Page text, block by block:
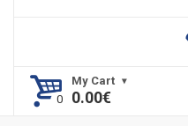
My Cart
0.00€